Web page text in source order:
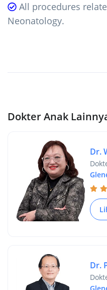
All procedures
Neonatology.
Dokter Anak
Dr.
Dr.